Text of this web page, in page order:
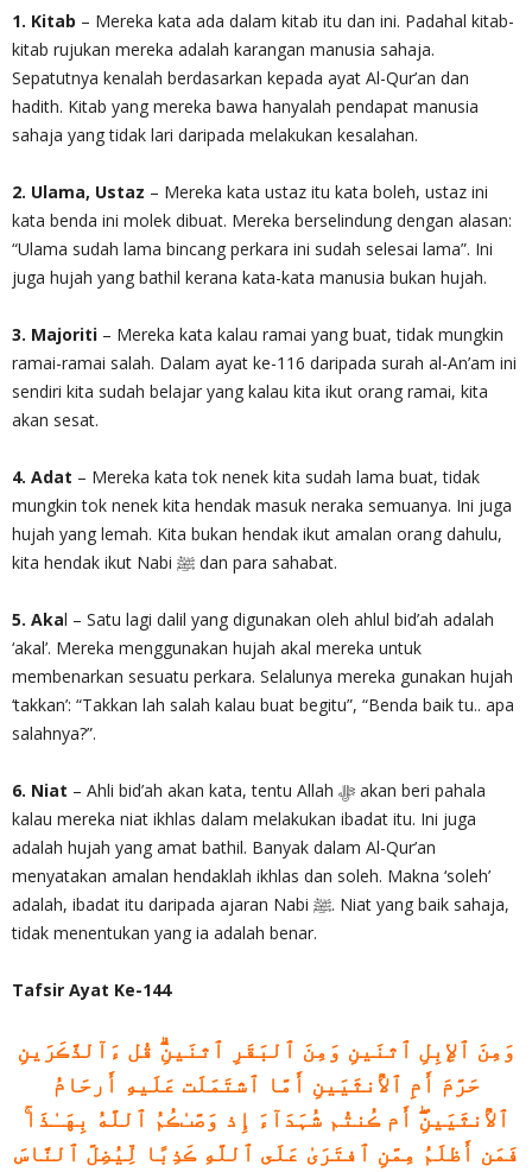
1. Kitab – Mereka kata ada dalam kitab itu dan ini. Padahal kitab-
kitab rujukan mereka adalah karangan manusia sahaja.
Sepatutnya kenalah berdasarkan kepada ayat Al-Qur’an dan
hadith. Kitab yang mereka bawa hanyalah pendapat manusia
sahaja yang tidak lari daripada melakukan kesalahan.
2. Ulama, Ustaz – Mereka kata ustaz itu kata boleh, ustaz ini
kata benda ini molek dibuat. Mereka berselindung dengan alasan:
“Ulama sudah lama bincang perkara ini sudah selesai lama”. Ini
juga hujah yang bathil kerana kata-kata manusia bukan hujah.
3. Majoriti – Mereka kata kalau ramai yang buat, tidak mungkin
ramai-ramai salah. Dalam ayat ke-116 daripada surah al-An’am ini
sendiri kita sudah belajar yang kalau kita ikut orang ramai, kita
akan sesat.
4. Adat – Mereka kata tok nenek kita sudah lama buat, tidak
mungkin tok nenek kita hendak masuk neraka semuanya. Ini juga
hujah yang lemah. Kita bukan hendak ikut amalan orang dahulu,
kita hendak ikut Nabi ﷺ dan para sahabat.
5. Akal – Satu lagi dalil yang digunakan oleh ahlul bid’ah adalah
‘akal’. Mereka menggunakan hujah akal mereka untuk
membenarkan sesuatu perkara. Selalunya mereka gunakan hujah
‘takkan’: “Takkan lah salah kalau buat begitu”, “Benda baik tu.. apa
salahnya?”.
6. Niat – Ahli bid’ah akan kata, tentu Allah ‎ﷻ akan beri pahala
kalau mereka niat ikhlas dalam melakukan ibadat itu. Ini juga
adalah hujah yang amat bathil. Banyak dalam Al-Qur’an
menyatakan amalan hendaklah ikhlas dan soleh. Makna ‘soleh’
adalah, ibadat itu daripada ajaran Nabi ﷺ. Niat yang baik sahaja,
tidak menentukan yang ia adalah benar.
Tafsir Ayat Ke-144
وَمِنَ ٱلإِبِلِ ٱثنَينِ وَمِنَ ٱلبَقَرِ ٱثنَينِ‌ۗ قُل ءَآلذَّڪَرَينِ
حَرَّمَ أَمِ ٱلأُنثَيَينِ أَمَّا ٱشتَمَلَت عَلَيهِ أَرحَامُ
ٱلأُنثَيَينِ‌ۖ أَم ڪُنتُم شُہَدَآءَ إِذ وَصَّٮٰڪُمُ ٱللَّهُ بِهَـٰذَا‌ۚ
فَمَن أَظلَمُ مِمَّنِ ٱفتَرَىٰ عَلَى ٱللَّهِ ڪَذِبًا لِّيُضِلَّ ٱلنَّاسَ